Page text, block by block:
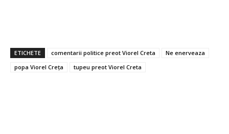
ETICHETE comentarii politice preot Viorel Creta
Ne enerveaza
popa Viorel Creța
tupeu preot Viorel Creta